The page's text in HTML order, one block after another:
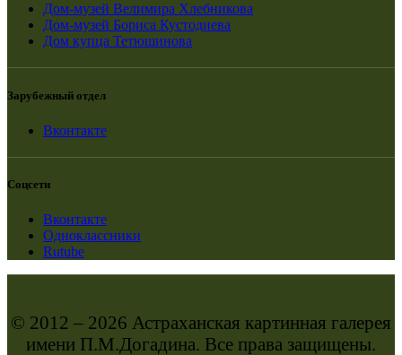
Дом-музей Велимира Хлебникова
Дом-музей Бориса Кустодиева
Дом купца Тетюшинова
Зарубежный отдел
Вконтакте
Соцсети
Вконтакте
Одноклассники
Rutube
© 2012 – 2026 Астраханская картинная галерея
имени П.М.Догадина. Все права защищены.